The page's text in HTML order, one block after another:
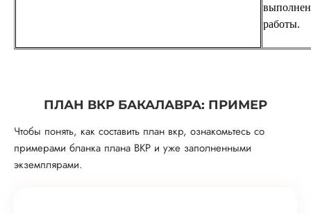
работы.
ПЛАН ВКР БАКАЛАВРА: ПРИМЕР
Чтобы понять, как составить план вкр, ознакомьтесь со
примерами бланка плана ВКР и уже заполненными
экземплярами.